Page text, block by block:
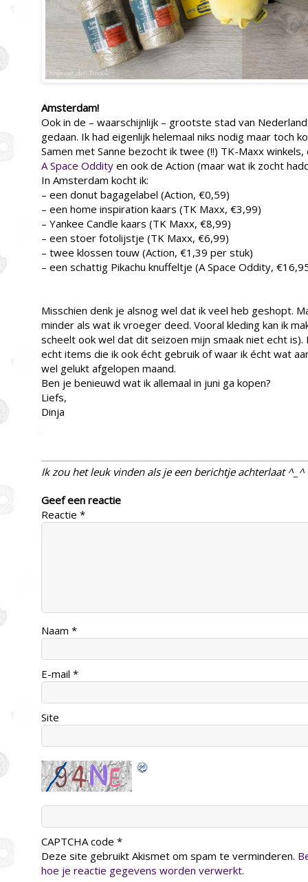
Amsterdam!
Ook in de – waarschijnlijk – grootste stad van
gedaan. Ik had eigenlijk helemaal niks nodig maar toch
Samen met Sanne bezocht ik twee (!!) TK-Maxx
A Space Oddity en ook de Action (maar wat ik zocht
In Amsterdam kocht ik:
– een donut bagagelabel (Action, €0,59)
– een home inspiration kaars (TK Maxx, €3,99)
– Yankee Candle kaars (TK Maxx, €8,99)
– een stoer fotolijstje (TK Maxx, €6,99)
– twee klossen touw (Action, €1,39 per stuk)
– een schattig Pikachu knuffeltje (A Space Oddity,
Misschien denk je alsnog wel dat ik veel heb geshopt.
minder als wat ik vroeger deed. Vooral kleding kan ik
scheelt ook wel dat dit seizoen mijn smaak niet echt is).
echt items die ik ook écht gebruik of waar ik écht wat
wel gelukt afgelopen maand.
Ben je benieuwd wat ik allemaal in juni ga kopen?
Liefs,
Dinja
Ik zou het leuk vinden als je een berichtje achterlaat ^_^
Geef een reactie
Reactie *
Naam *
E-mail *
Site
CAPTCHA code *
Deze site gebruikt Akismet om spam te verminderen.
hoe je reactie gegevens worden verwerkt.